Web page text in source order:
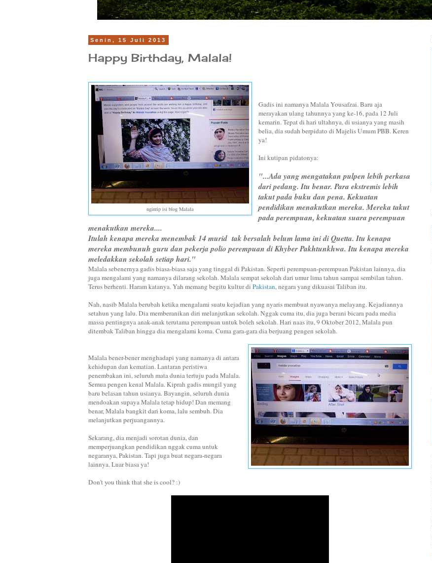
Senin, 15 Juli 2013
Happy Birthday, Malala!
ngintip isi blog Malala
Gadis ini namanya Malala Yousafzai. Baru aja
merayakan ulang tahunnya yang ke-16, pada 12 Juli
kemarin. Tepat di hari ultahnya, di usianya yang masih
belia, dia sudah berpidato di Majelis Umum PBB. Keren
ya!
Ini kutipan pidatonya:
"...Ada yang mengatakan pulpen lebih perkasa
dari pedang. Itu benar. Para ekstremis lebih
takut pada buku dan pena. Kekuatan
pendidikan menakutkan mereka. Mereka takut
pada perempuan, kekuatan suara perempuan
menakutkan mereka....
Itulah kenapa mereka menembak 14 murid tak bersalah belum lama ini di Quetta. Itu kenapa
mereka membunuh guru dan pekerja polio perempuan di Khyber Pakhtunkhwa. Itu kenapa mereka
meledakkan sekolah setiap hari."
Malala sebenernya gadis biasa-biasa saja yang tinggal di Pakistan. Seperti perempuan-perempuan Pakistan lainnya, dia
juga mengalami yang namanya dilarang sekolah. Malala sempat sekolah dari umur lima tahun sampai sembilan tahun.
Terus berhenti. Haram katanya. Yah memang begitu kultur di Pakistan, negara yang dikuasai Taliban itu.
Nah, nasib Malala berubah ketika mengalami suatu kejadian yang nyaris membuat nyawanya melayang. Kejadiannya
setahun yang lalu. Dia memberanikan diri melanjutkan sekolah. Nggak cuma itu, dia juga berani bicara pada media
massa pentingnya anak-anak terutama perempuan untuk boleh sekolah. Hari naas itu, 9 Oktober 2012, Malala pun
ditembak Taliban hingga dia mengalami koma. Cuma gara-gara dia berjuang pengen sekolah.
Malala bener-bener menghadapi yang namanya di antara
kehidupan dan kematian. Lantaran peristiwa
penembakan ini, seluruh mata dunia tertuju pada Malala.
Semua pengen kenal Malala. Kiprah gadis mungil yang
baru belasan tahun usianya. Bayangin, seluruh dunia
mendoakan supaya Malala tetap hidup! Dan memang
benar, Malala bangkit dari koma, lalu sembuh. Dia
melanjutkan perjuangannya.
Sekarang, dia menjadi sorotan dunia, dan
memperjuangkan pendidikan nggak cuma untuk
negaranya, Pakistan. Tapi juga buat negara-negara
lainnya. Luar biasa ya!
Don't you think that she is cool? :)